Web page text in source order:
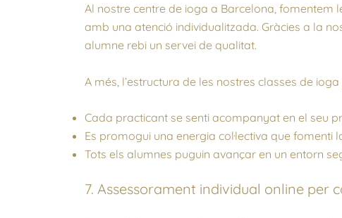
Al nostre centre de ioga a Barcelona, fomentem
amb una atenció individualitzada. Gràcies a la
alumne rebi un servei de qualitat.
A més, l’estructura de les nostres classes de
Cada practicant se senti acompanyat en el seu
Es promogui una energia col·lectiva que fomenti
Tots els alumnes puguin avançar en un entorn
7. Assessorament individual online